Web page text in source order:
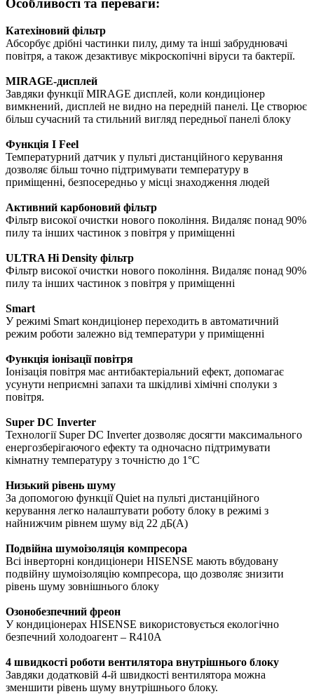
Особливості та переваги:
Катехіновий фільтр
Абсорбує дрібні частинки пилу, диму та інші забруднювачі
повітря, а також дезактивує мікроскопічні віруси та бактерії.
MIRAGE-дисплей
Завдяки функції MIRAGE дисплей, коли кондиціонер
вимкнений, дисплей не видно на передній панелі. Це створює
більш сучасний та стильний вигляд передньої панелі блоку
Функція I Feel
Температурний датчик у пульті дистанційного керування
дозволяє більш точно підтримувати температуру в
приміщенні, безпосередньо у місці знаходження людей
Активний карбоновий фільтр
Фільтр високої очистки нового покоління. Видаляє понад 90%
пилу та інших частинок з повітря у приміщенні
ULTRA Hi Density фільтр
Фільтр високої очистки нового покоління. Видаляє понад 90%
пилу та інших частинок з повітря у приміщенні
Smart
У режимі Smart кондиціонер переходить в автоматичний
режим роботи залежно від температури у приміщенні
Функція іонізації повітря
Іонізація повітря має антибактеріальний ефект, допомагає
усунути неприємні запахи та шкідливі хімічні сполуки з
повітря.
Super DC Inverter
Технології Super DC Inverter дозволяє досягти максимального
енергозберігаючого ефекту та одночасно підтримувати
кімнатну температуру з точністю до 1°С
Низький рівень шуму
За допомогою функції Quiet на пульті дистанційного
керування легко налаштувати роботу блоку в режимі з
найнижчим рівнем шуму від 22 дБ(А)
Подвійна шумоізоляція компресора
Всі інверторні кондиціонери HISENSE мають вбудовану
подвійну шумоізоляцію компресора, що дозволяє знизити
рівень шуму зовнішнього блоку
Озонобезпечний фреон
У кондиціонерах HISENSE використовується екологічно
безпечний холодоагент – R410A
4 швидкості роботи вентилятора внутрішнього блоку
Завдяки додатковій 4-й швидкості вентилятора можна
зменшити рівень шуму внутрішнього блоку.